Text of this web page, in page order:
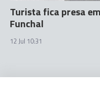
Turista fica presa
Funchal
12 Jul 10:31